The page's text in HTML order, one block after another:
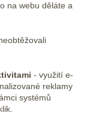
na webu děláte a
- využití e-
reklamy
systémů